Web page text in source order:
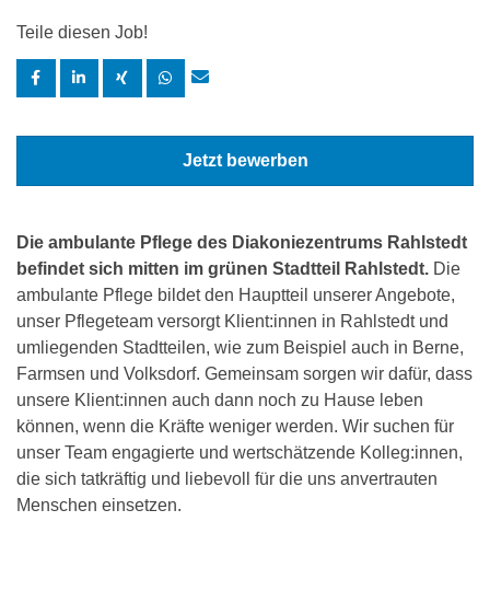
Teile diesen Job!
Jetzt bewerben
Die ambulante Pflege des Diakoniezentrums Rahlstedt
befindet sich mitten im grünen Stadtteil Rahlstedt. Die
ambulante Pflege bildet den Hauptteil unserer Angebote,
unser Pflegeteam versorgt Klient:innen in Rahlstedt und
umliegenden Stadtteilen, wie zum Beispiel auch in Berne,
Farmsen und Volksdorf. Gemeinsam sorgen wir dafür, dass
unsere Klient:innen auch dann noch zu Hause leben
können, wenn die Kräfte weniger werden. Wir suchen für
unser Team engagierte und wertschätzende Kolleg:innen,
die sich tatkräftig und liebevoll für die uns anvertrauten
Menschen einsetzen.